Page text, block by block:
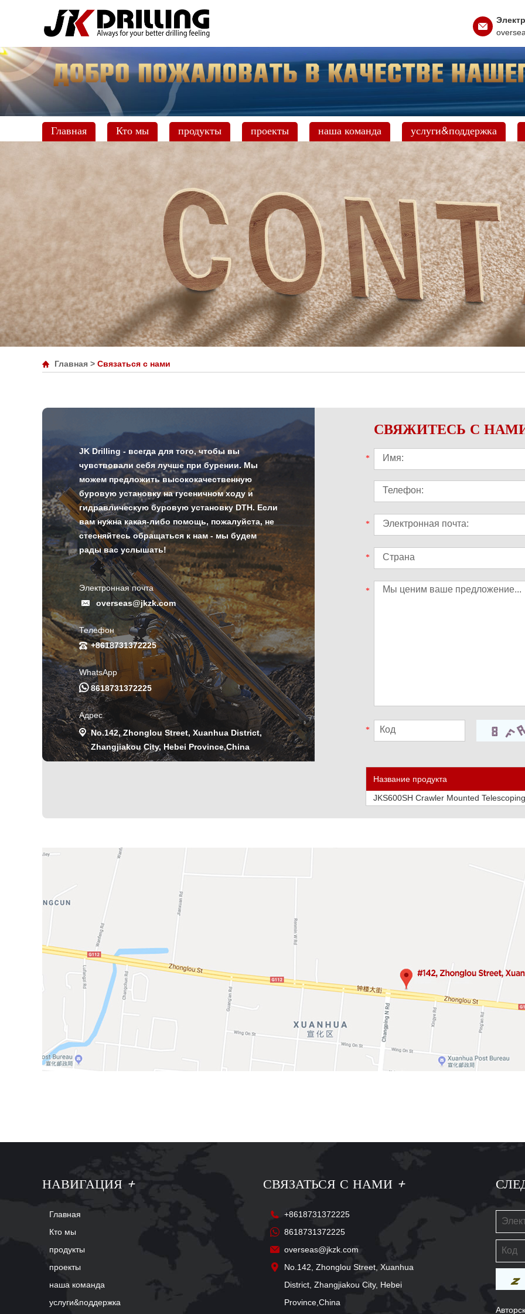
Главная Кто мы продукты проекты наша команда услуги&поддержка
Главная > Связаться с нами
JK Drilling - всегда для того, чтобы вы
чувствовали себя лучше при бурении. Мы
можем предложить высококачественную
буровую установку на гусеничном ходу и
гидравлическую буровую установку DTH. Если
вам нужна какая-либо помощь, пожалуйста, не
стесняйтесь обращаться к нам - мы будем
рады вас услышать!
Электронная почта
overseas@jkzk.com
Телефон
+8618731372225
WhatsApp
8618731372225
Адрес
No.142, Zhonglou Street, Xuanhua District,
Zhangjiakou City, Hebei Province,China
СВЯЖИТЕСЬ С
*
*
*
*
*
Название продукта
JKS600SH Crawler Mounted
НАВИГАЦИЯ +
Главная
Кто мы
продукты
проекты
наша команда
услуги&поддержка
СВЯЗАТЬСЯ С НАМИ +
+8618731372225
8618731372225
overseas@jkzk.com
No.142, Zhonglou Street, Xuanhua
District, Zhangjiakou City, Hebei
Province,China